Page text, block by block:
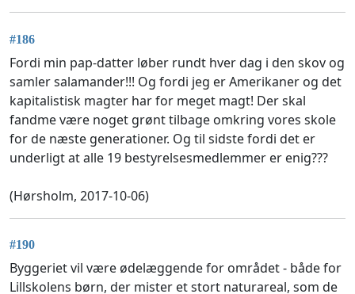
#186
Fordi min pap-datter løber rundt hver dag i den skov og
samler salamander!!! Og fordi jeg er Amerikaner og det
kapitalistisk magter har for meget magt! Der skal
fandme være noget grønt tilbage omkring vores skole
for de næste generationer. Og til sidste fordi det er
underligt at alle 19 bestyrelsesmedlemmer er enig???
(Hørsholm, 2017-10-06)
#190
Byggeriet vil være ødelæggende for området - både for
Lillskolens børn, der mister et stort naturareal, som de